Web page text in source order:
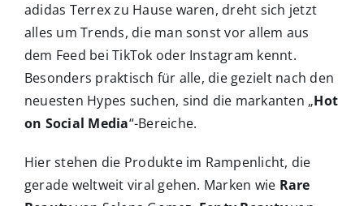
adidas Terrex zu Hause waren, dreht sich jetzt
alles um Trends, die man sonst vor allem aus
dem Feed bei TikTok oder Instagram kennt.
Besonders praktisch für alle, die gezielt nach den
neuesten Hypes suchen, sind die markanten „Hot
on Social Media“-Bereiche.
Hier stehen die Produkte im Rampenlicht, die
gerade weltweit viral gehen. Marken wie Rare